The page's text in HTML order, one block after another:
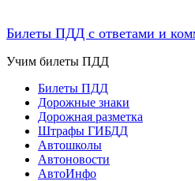
Билеты ПДД с ответами и
Учим билеты ПДД
Билеты ПДД
Дорожные знаки
Дорожная разметка
Штрафы ГИБДД
Автошколы
Автоновости
АвтоИнфо